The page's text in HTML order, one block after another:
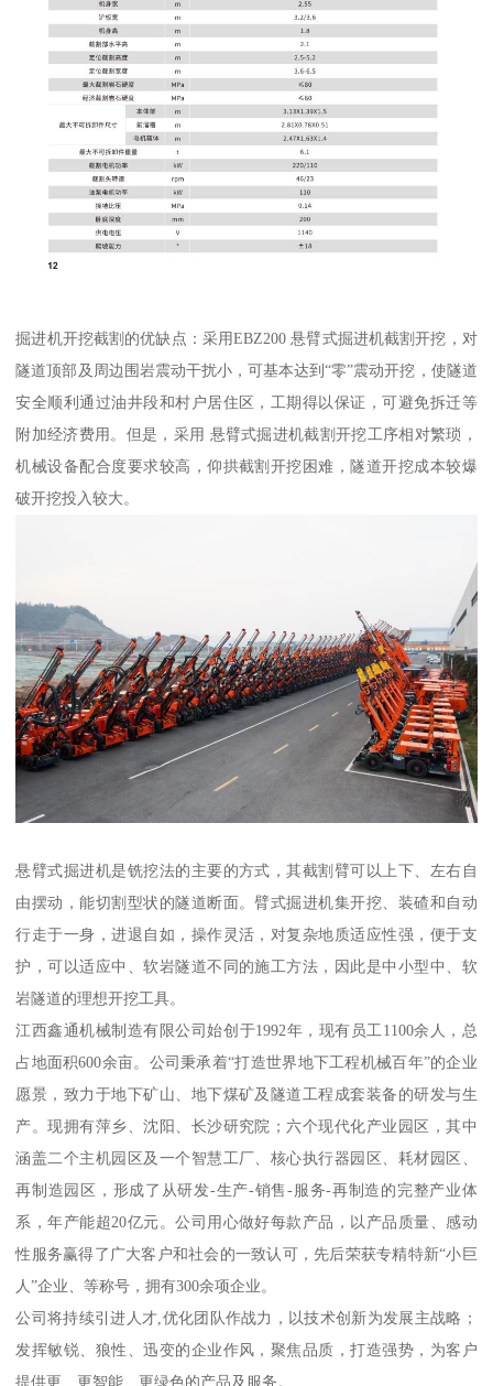
掘进机开挖截割的优缺点：采用EBZ200 悬臂式掘进机截割开挖，对
隧道顶部及周边围岩震动干扰小，可基本达到“零”震动开挖，使隧道
安全顺利通过油井段和村户居住区，工期得以保证，可避免拆迁等
附加经济费用。但是，采用 悬臂式掘进机截割开挖工序相对繁琐，
机械设备配合度要求较高，仰拱截割开挖困难，隧道开挖成本较爆
破开挖投入较大。
悬臂式掘进机是铣挖法的主要的方式，其截割臂可以上下、左右自
由摆动，能切割型状的隧道断面。臂式掘进机集开挖、装碴和自动
行走于一身，进退自如，操作灵活，对复杂地质适应性强，便于支
护，可以适应中、软岩隧道不同的施工方法，因此是中小型中、软
岩隧道的理想开挖工具。
江西鑫通机械制造有限公司始创于1992年，现有员工1100余人，总
占地面积600余亩。公司秉承着“打造世界地下工程机械百年”的企业
愿景，致力于地下矿山、地下煤矿及隧道工程成套装备的研发与生
产。现拥有萍乡、沈阳、长沙研究院；六个现代化产业园区，其中
涵盖二个主机园区及一个智慧工厂、核心执行器园区、耗材园区、
再制造园区，形成了从研发-生产-销售-服务-再制造的完整产业体
系，年产能超20亿元。公司用心做好每款产品，以产品质量、感动
性服务赢得了广大客户和社会的一致认可，先后荣获专精特新“小巨
人”企业、等称号，拥有300余项企业。
公司将持续引进人才,优化团队作战力，以技术创新为发展主战略；
发挥敏锐、狼性、迅变的企业作风，聚焦品质，打造强势，为客户
提供更、更智能、更绿色的产品及服务。